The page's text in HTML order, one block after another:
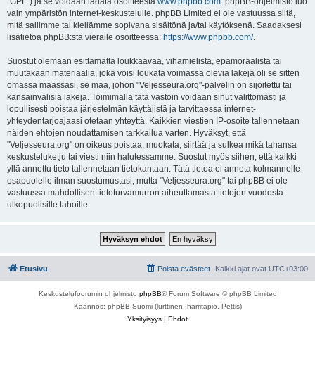
vain ympäristön internet-keskustelulle. phpBB Limited ei ole vastuussa siitä,
mitä sallimme tai kiellämme sopivana sisältönä ja/tai käytöksenä. Saadaksesi
lisätietoa phpBB:stä vieraile osoitteessa: https://www.phpbb.com/.
Suostut olemaan esittämättä loukkaavaa, vihamielistä, epämoraalista tai
muutakaan materiaalia, joka voisi loukata voimassa olevia lakeja oli se sitten
omassa maassasi, se maa, johon "Veljesseura.org"-palvelin on sijoitettu tai
kansainvälisiä lakeja. Toimimalla tätä vastoin voidaan sinut välittömästi ja
lopullisesti poistaa järjestelmän käyttäjistä ja tarvittaessa internet-
yhteydentarjoajaasi otetaan yhteyttä. Kaikkien viestien IP-osoite tallennetaan
näiden ehtojen noudattamisen tarkkailua varten. Hyväksyt, että
"Veljesseura.org" on oikeus poistaa, muokata, siirtää ja sulkea mikä tahansa
keskusteluketju tai viesti niin halutessamme. Suostut myös siihen, että kaikki
yllä annettu tieto tallennetaan tietokantaan. Tätä tietoa ei anneta kolmannelle
osapuolelle ilman suostumustasi, mutta "Veljesseura.org" tai phpBB ei ole
vastuussa mahdollisen tietoturvamurron aiheuttamasta tietojen vuodosta
ulkopuolisille tahoille.
Etusivu Kaikki ajat ovat UTC+03:00
Poista evästeet
Keskustelufoorumin ohjelmisto phpBB® Forum Software © phpBB Limited
Käännös: phpBB Suomi (lurttinen, harritapio, Pettis)
Yksityisyys | Ehdot